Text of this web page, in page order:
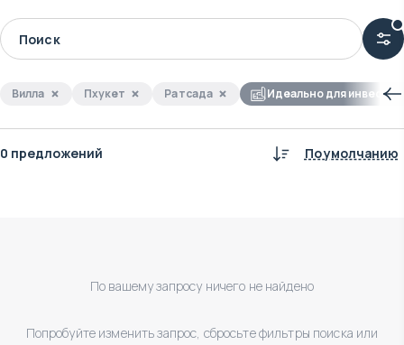
Вилла Пхукет Ратсада Идеально для
0 предложений По умолчанию
По вашему запросу ничего не найдено
Попробуйте изменить запрос, сбросьте фильтры поиска или